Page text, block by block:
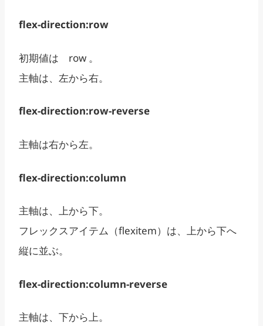
flex-direction:row
初期値は row 。
主軸は、左から右。
flex-direction:row-reverse
主軸は右から左。
flex-direction:column
主軸は、上から下。
フレックスアイテム（flexitem）は、上から下へ
縦に並ぶ。
flex-direction:column-reverse
主軸は、下から上。